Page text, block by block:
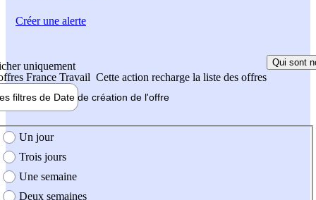
uniquement
France Travail Cette action recharge la liste des offres
Qui sont
filtres de Date de création de l'offre
création de l'offre
Un jour
Trois jours
Une semaine
Deux semaines
Créer une alerte